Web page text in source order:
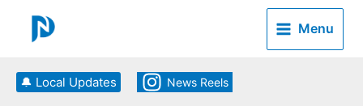
content
Menu
🔔 Local Updates News Reels